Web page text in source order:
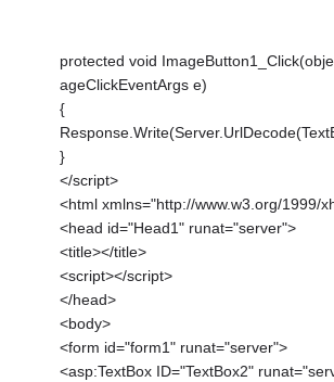
protected void
ageClickEventArgs e)
{
}
</script>
<html xmlns="http://www.w3.org/1999/
<head id="Head1" runat="server">
<title></title>
<script></script>
</head>
<body>
<form id="form1" runat="server">
<asp:TextBox ID="TextBox2"